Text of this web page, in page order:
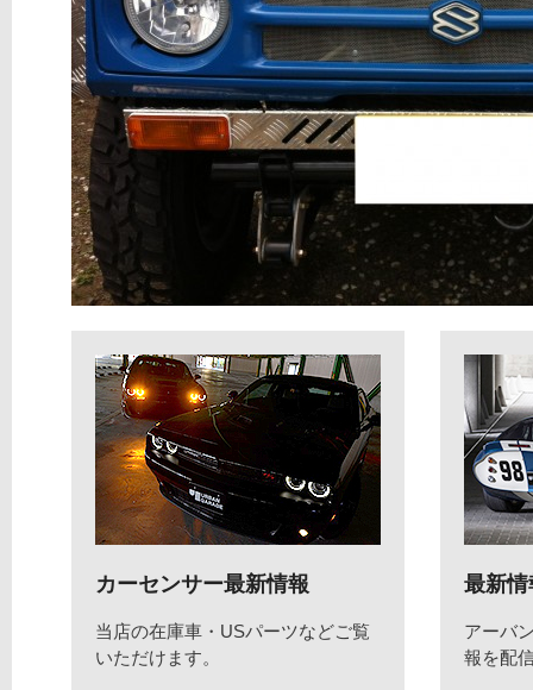
カーセンサー最新情報
当店の在庫車・USパーツなどご覧
いただけます。
最新情
アーバ
報を配